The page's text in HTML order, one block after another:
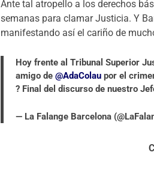
Ante tal atropello a los derechos
semanas para clamar Justicia. Y
manifestando así el cariño de
Hoy frente al Tribunal Superior
amigo de@AdaColau por el
? Final del discurso de nuestro
— La Falange Barcelona